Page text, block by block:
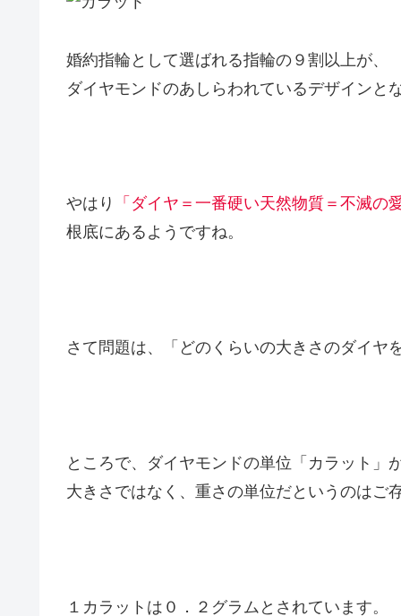
婚約指輪として選ばれる指輪の９割以上が、
ダイヤモンドのあしらわれているデザインと
やはり
「ダイヤ＝一番硬い天然物質＝不滅の
根底にあるようですね。
さて問題は、「どのくらいの大きさのダイヤ
ところで、ダイヤモンドの単位 「カラット」
大きさではなく、重さの単位だというのはご
１カラットは０．２グラムとされています。